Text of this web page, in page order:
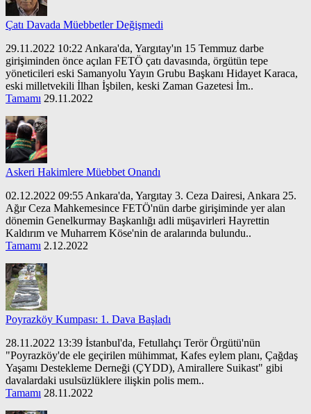
Çatı Davada Müebbetler Değişmedi
29.11.2022 10:22 Ankara'da, Yargıtay'ın 15 Temmuz darbe
girişiminden önce açılan FETÖ çatı davasında, örgütün tepe
yöneticileri eski Samanyolu Yayın Grubu Başkanı Hidayet Karaca,
eski milletvekili İlhan İşbilen, keski Zaman Gazetesi İm..
Tamamı 29.11.2022
Askeri Hakimlere Müebbet Onandı
02.12.2022 09:55 Ankara'da, Yargıtay 3. Ceza Dairesi, Ankara 25.
Ağır Ceza Mahkemesince FETÖ'nün darbe girişiminde yer alan
dönemin Genelkurmay Başkanlığı adli müşavirleri Hayrettin
Kaldırım ve Muharrem Köse'nin de aralarında bulundu..
Tamamı 2.12.2022
Poyrazköy Kumpası: 1. Dava Başladı
28.11.2022 13:39 İstanbul'da, Fetullahçı Terör Örgütü'nün
"Poyrazköy'de ele geçirilen mühimmat, Kafes eylem planı, Çağdaş
Yaşamı Destekleme Derneği (ÇYDD), Amirallere Suikast" gibi
davalardaki usulsüzlüklere ilişkin polis mem..
Tamamı 28.11.2022